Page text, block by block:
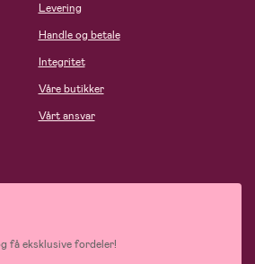
Levering
Handle og betale
Integritet
Våre butikker
Vårt ansvar
få eksklusive fordeler!